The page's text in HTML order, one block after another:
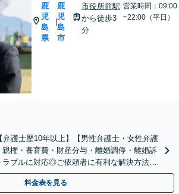
鹿
児
島
県
|
鹿
児
島
市
市役所前駅
から徒歩3
分
営業時間：09:00
~22:00（平日）
弁護士歴10年以上】【男性弁護士・女性弁護
権・養育費・財産分与・離婚調停・離婚訴
ブルに対応◎ご依頼者に有利な解決方法を
ペース有り】【駐車場有り】
料金表を見る